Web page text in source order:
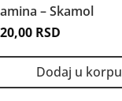
– Skamol
RSD
Dodaj u korpu